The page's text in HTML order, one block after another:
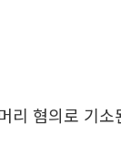
리 혐의로 기